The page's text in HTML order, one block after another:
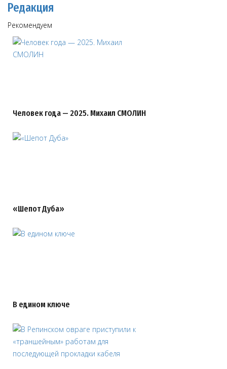
Редакция
Рекомендуем
Человек года — 2025. Михаил СМОЛИН
«Шепот Дуба»
В едином ключе